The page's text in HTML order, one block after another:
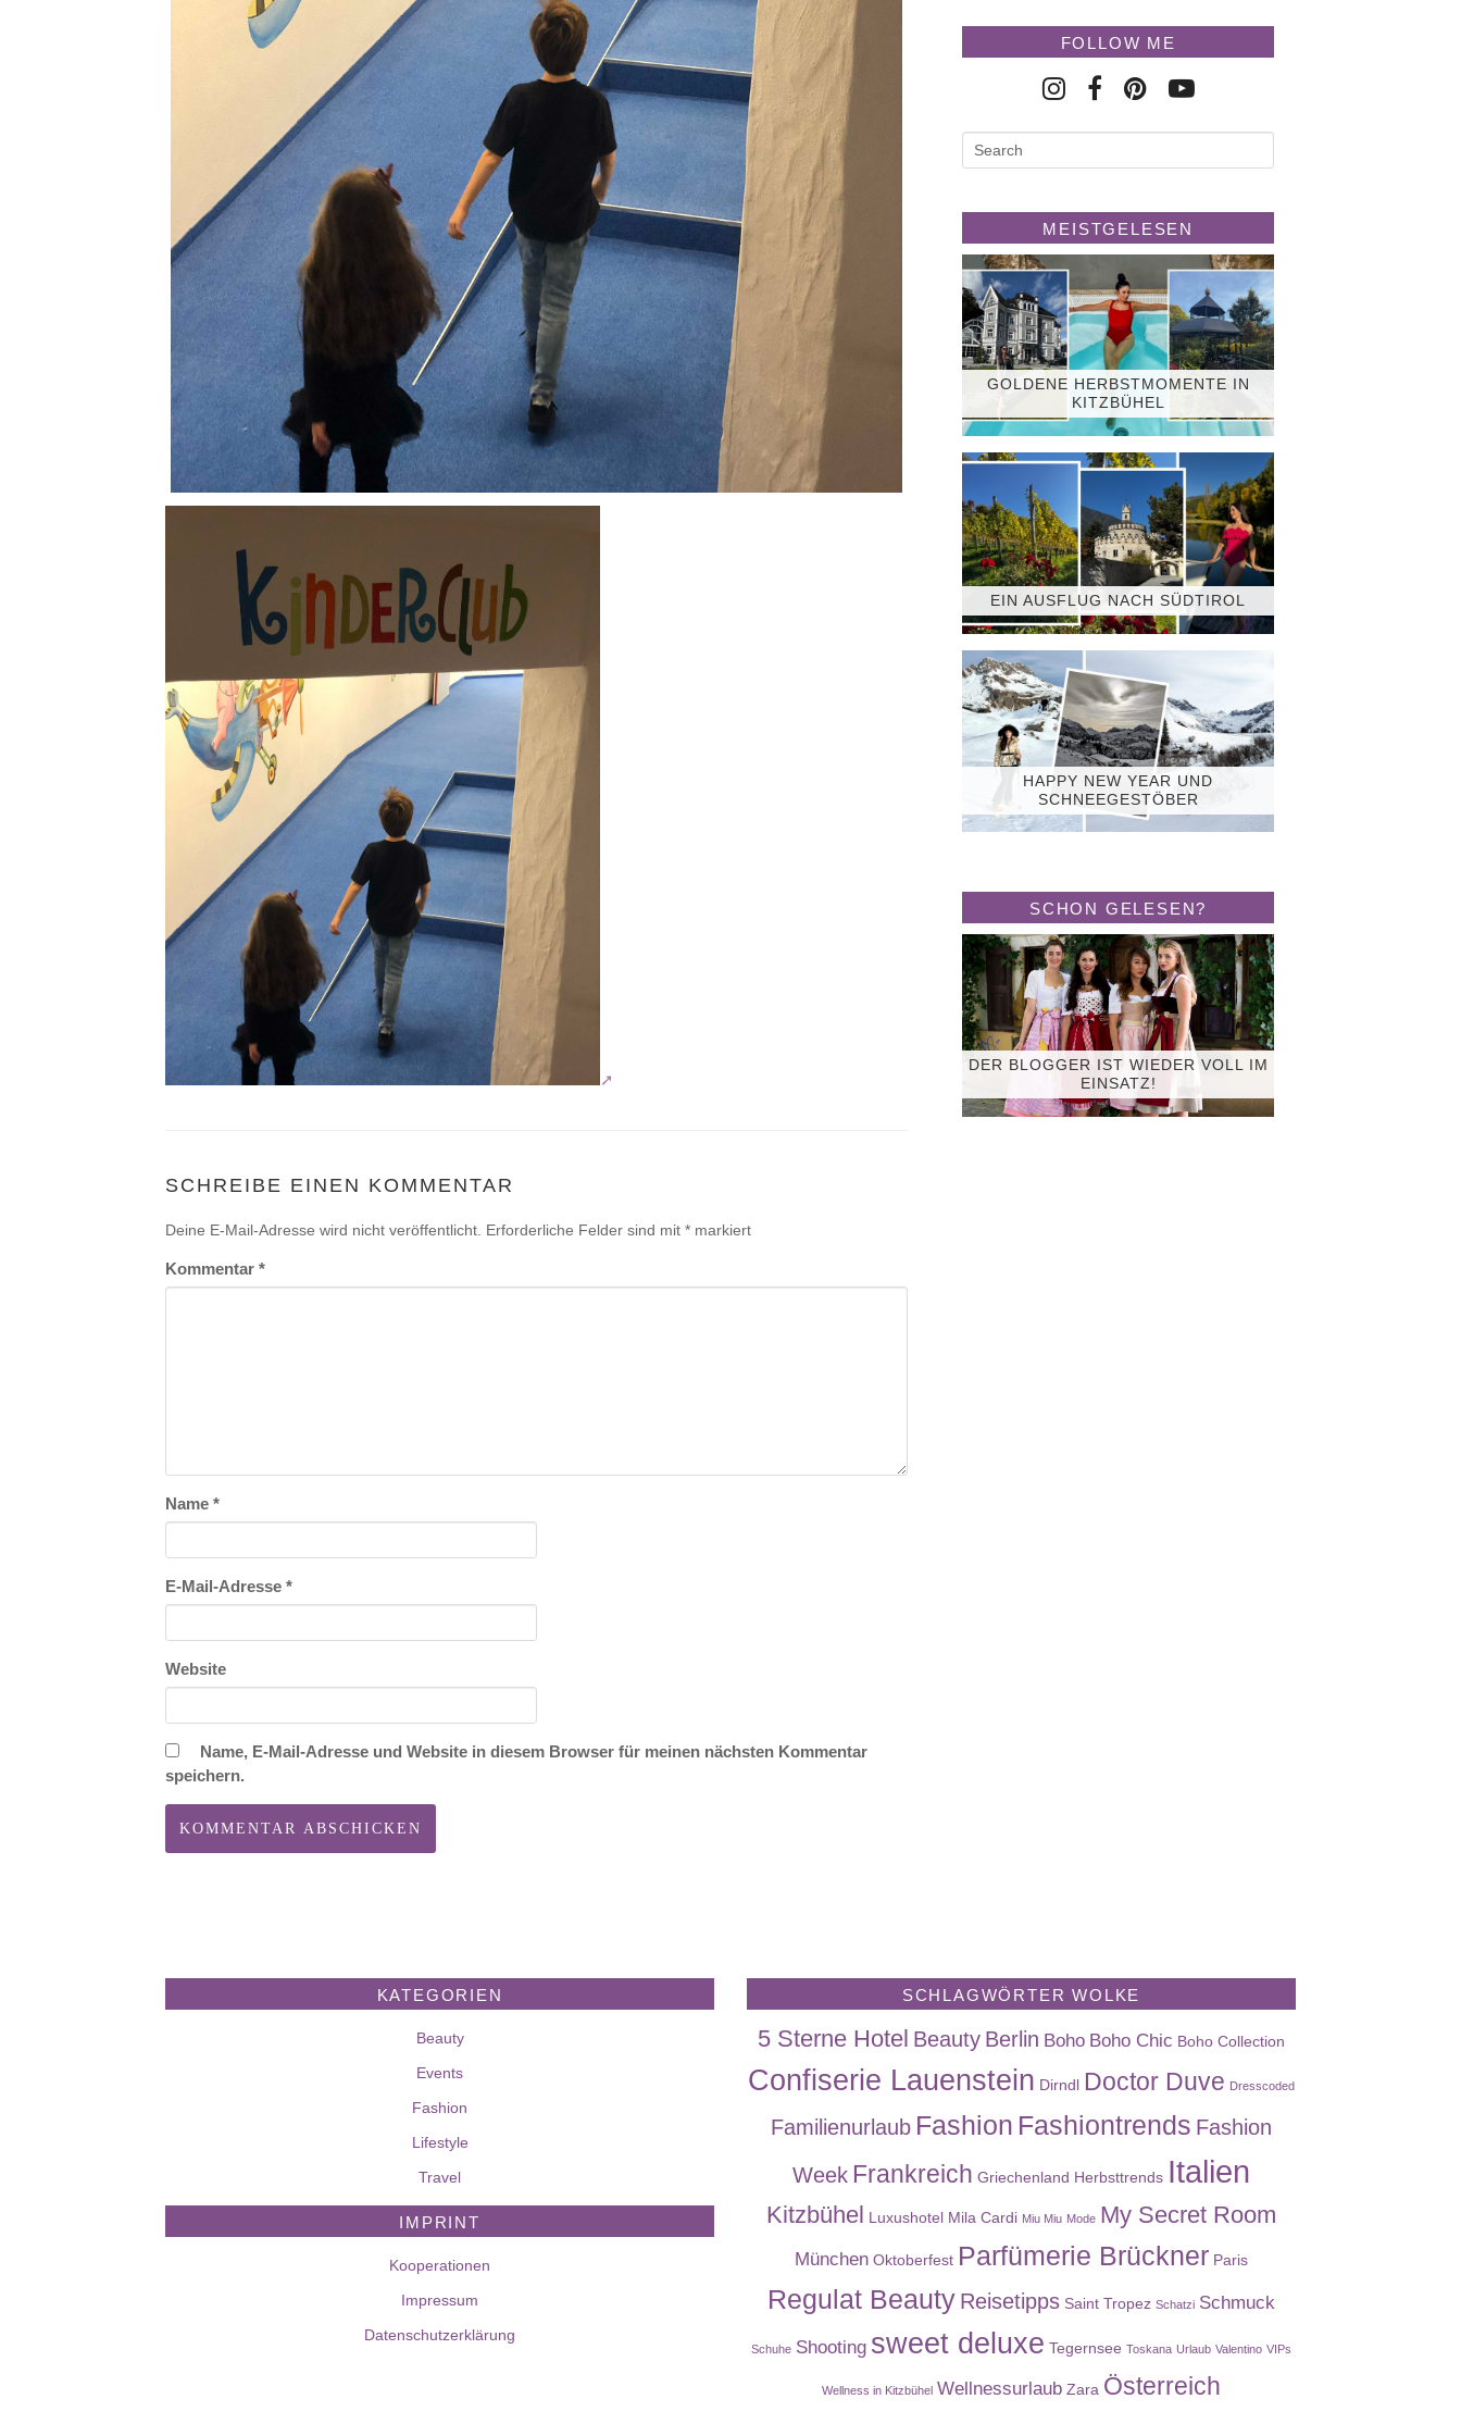
SCHREIBE EINEN KOMMENTAR
Deine E-Mail-Adresse wird nicht veröffentlicht. Erforderliche Felder sind mit * markiert
Kommentar *
Name *
E-Mail-Adresse *
Website
Name, E-Mail-Adresse und Website in diesem Browser für meinen nächsten Kommentar
speichern.
FOLLOW ME
MEISTGELESEN
GOLDENE HERBSTMOMENTE IN
KITZBÜHEL
EIN AUSFLUG NACH SÜDTIROL
HAPPY NEW YEAR UND
SCHNEEGESTÖBER
SCHON GELESEN?
DER BLOGGER IST WIEDER VOLL IM
EINSATZ!
KATEGORIEN
Beauty
Events
Fashion
Lifestyle
Travel
IMPRINT
Kooperationen
Impressum
Datenschutzerklärung
SCHLAGWÖRTER WOLKE
5 Sterne Hotel Beauty Berlin Boho Boho Chic Boho Collection
Confiserie Lauenstein Dirndl Doctor Duve Dresscoded
Familienurlaub Fashion Fashiontrends Fashion
Week Frankreich Griechenland Herbsttrends Italien
Kitzbühel Luxushotel Mila Cardi Miu Miu Mode My Secret Room
München Oktoberfest Parfümerie Brückner Paris
Regulat Beauty Reisetipps Saint Tropez Schatzi Schmuck
Schuhe Shooting sweet deluxe Tegernsee Toskana Urlaub Valentino VIPs
Wellness in Kitzbühel Wellnessurlaub Zara Österreich